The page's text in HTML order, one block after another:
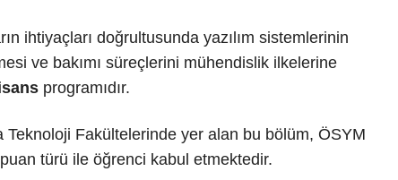
ihtiyaçları doğrultusunda yazılım sistemlerinin
ve bakımı süreçlerini mühendislik ilkelerine
programıdır.
Fakültelerinde yer alan bu bölüm, ÖSYM
puan türü ile öğrenci kabul etmektedir.